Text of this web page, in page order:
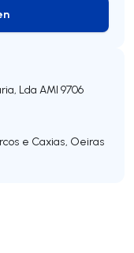
Lda AMI 9706
e Caxias, Oeiras